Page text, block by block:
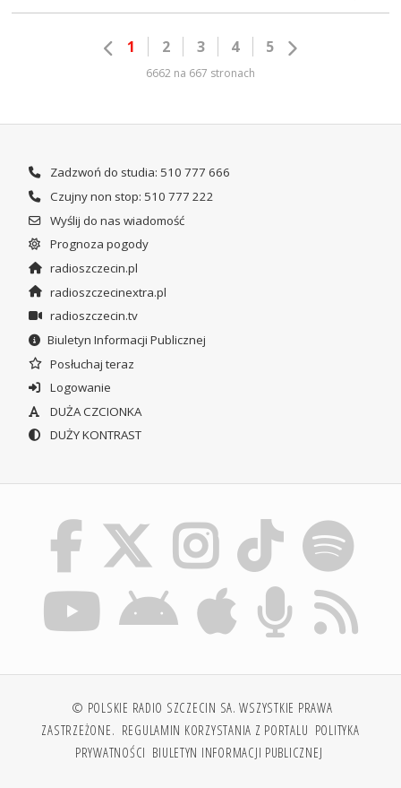
1 2 3 4 5
6662 na 667 stronach
Zadzwoń do studia: 510 777 666
Czujny non stop: 510 777 222
Wyślij do nas wiadomość
Prognoza pogody
radioszczecin.pl
radioszczecinextra.pl
radioszczecin.tv
Biuletyn Informacji Publicznej
Posłuchaj teraz
Logowanie
DUŻA CZCIONKA
DUŻY KONTRAST
© POLSKIE RADIO SZCZECIN SA. WSZYSTKIE PRAWA
ZASTRZEŻONE. REGULAMIN KORZYSTANIA Z PORTALU POLITYKA
PRYWATNOŚCI BIULETYN INFORMACJI PUBLICZNEJ